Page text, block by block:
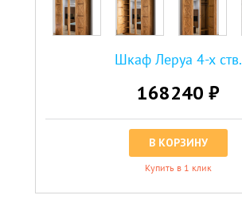
Шкаф Леруа 4-х ств.
168240 ₽
В КОРЗИНУ
Купить в 1 клик